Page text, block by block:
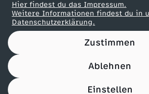
Hier findest du das Impressum.
Weitere Informationen findest du in
Datenschutzerklärung.
Zustimmen
Ablehnen
Einstellen
i
X
Partner
Nutzungsbedingungen
Impressum